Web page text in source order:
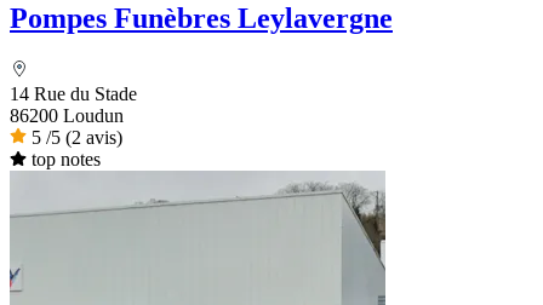
Pompes Funèbres Leylavergne
14 Rue du Stade
86200 Loudun
5 /5 (2 avis)
top notes